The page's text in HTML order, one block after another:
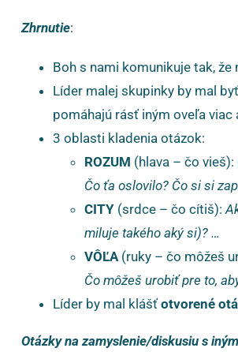
Zhrnutie:
Boh s nami komunikuje tak, že
Líder malej skupinky by mal
pomáhajú rásť iným oveľa viac
3 oblasti kladenia otázok:
ROZUM (hlava – čo vieš):
Čo ťa oslovilo? Čo si si
CITY (srdce – čo cítiš):
miluje takého aký si)? …
VÔĽA (ruky – čo môžeš
Čo môžeš urobiť pre to,
Líder by mal klášťotvorené
Otázky na zamyslenie/diskusiu s